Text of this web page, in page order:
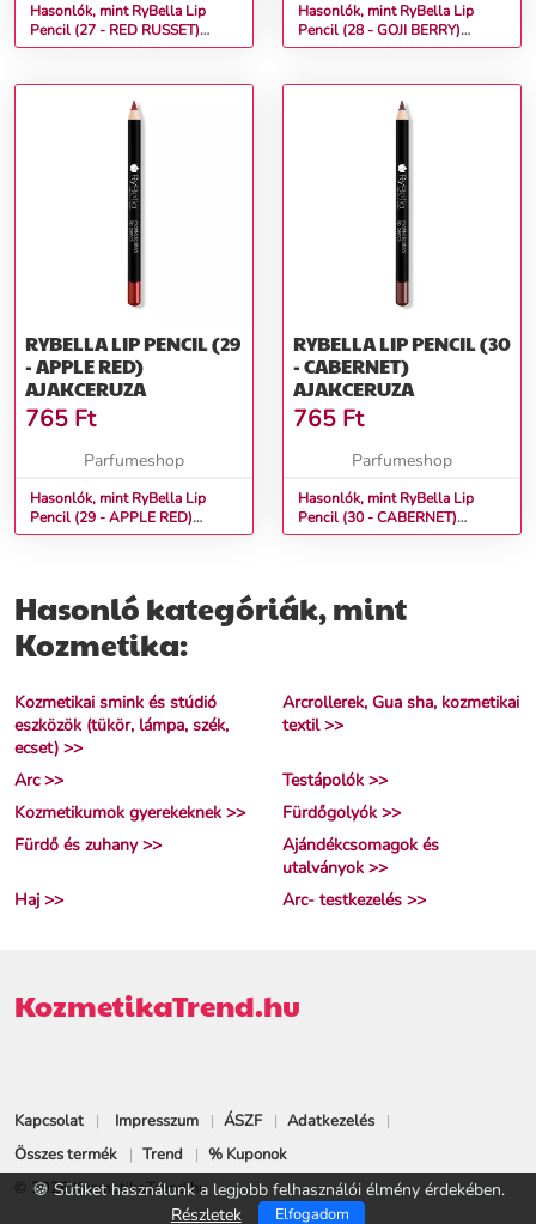
Hasonlók, mint RyBella Lip
Pencil (27 - RED RUSSET)
Ajakceruza
Hasonlók, mint RyBella Lip
Pencil (28 - GOJI BERRY)
Ajakceruza
RYBELLA LIP PENCIL (29
- APPLE RED)
AJAKCERUZA
765 Ft
Parfumeshop
Hasonlók, mint RyBella Lip
Pencil (29 - APPLE RED)
Ajakceruza
RYBELLA LIP PENCIL (30
- CABERNET)
AJAKCERUZA
765 Ft
Parfumeshop
Hasonlók, mint RyBella Lip
Pencil (30 - CABERNET)
Ajakceruza
Hasonló kategóriák, mint
Kozmetika:
Kozmetikai smink és stúdió
eszközök (tükör, lámpa, szék,
ecset) >>
Arcrollerek, Gua sha, kozmetikai
textil >>
Arc >>
Testápolók >>
Kozmetikumok gyerekeknek >>
Fürdőgolyók >>
Fürdő és zuhany >>
Ajándékcsomagok és
utalványok >>
Haj >>
Arc- testkezelés >>
KozmetikaTrend.hu
Kapcsolat Impresszum ÁSZF
Adatkezelés
Összes termék
Trend
% Kuponok
© 2026 KozmetikaTrend.hu
🍪 Sütiket használunk a legjobb felhasználói élmény érdekében.
Részletek
Elfogadom